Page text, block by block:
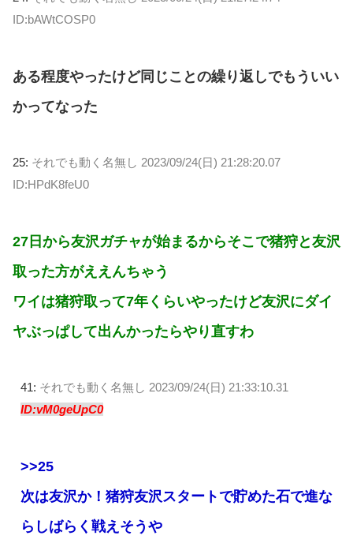
ID:bAWtCOSP0
ある程度やったけど同じことの繰り返しでもういい
かってなった
25: それでも動く名無し 2023/09/24(日) 21:28:20.07
ID:HPdK8feU0
27日から友沢ガチャが始まるからそこで猪狩と友沢
取った方がええんちゃう
ワイは猪狩取って7年くらいやったけど友沢にダイ
ヤぶっぱして出んかったらやり直すわ
41: それでも動く名無し 2023/09/24(日) 21:33:10.31
ID:vM0geUpC0
>>25
次は友沢か！猪狩友沢スタートで貯めた石で進な
らしばらく戦えそうや